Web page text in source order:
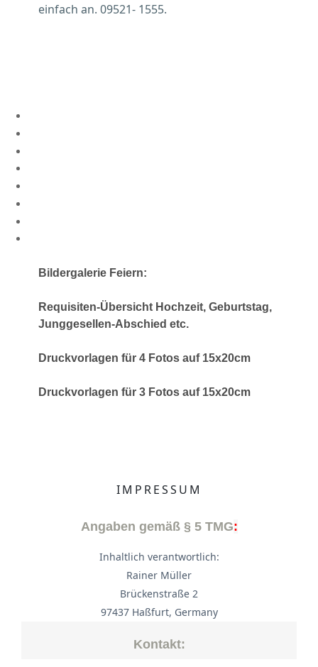
einfach an. 09521- 1555.
Bildergalerie Feiern:
Requisiten-Übersicht Hochzeit, Geburtstag,
Junggesellen-Abschied etc.
Druckvorlagen für 4 Fotos auf 15x20cm
Druckvorlagen für 3 Fotos auf 15x20cm
IMPRESSUM
Angaben gemäß § 5 TMG:
Inhaltlich verantwortlich:
Rainer Müller
Brückenstraße 2
97437 Haßfurt, Germany
Kontakt: